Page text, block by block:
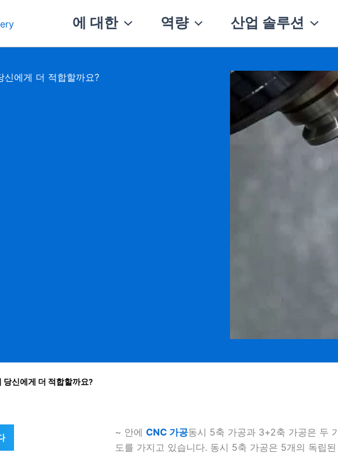
에 대한 역량 산업 솔루션
에게 더 적합할까요?
당신에게 더 적합할까요?
~ 안에 CNC 가공동시 5축 가공과 3+2축 가공은 두
도를 가지고 있습니다. 동시 5축 가공은 5개의 독립